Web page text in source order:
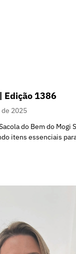
Edição 1386
2025
do Bem do Mogi
itens essenciais